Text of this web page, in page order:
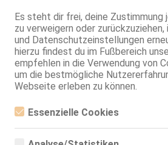
Es steht dir frei, deine Zustimmung
zu verweigern oder
und Datenschutzeinstellungen
hierzu findest du im Fußbereich
empfehlen in die Verwendung von
um die bestmögliche
Webseite erleben zu können.
Essenzielle Cookies
Essenzielle Cookies sind alle
Alternativ kannst du eine PLZ,
eingeben
suchen